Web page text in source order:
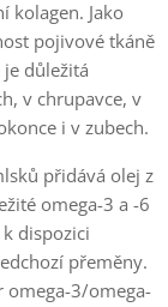
kolagen. Jako
pojivové tkáně
důležitá
v chrupavce, v
i v zubech.
přidává olej z
omega-3 a -6
dispozici
přeměny.
omega-3/omega-